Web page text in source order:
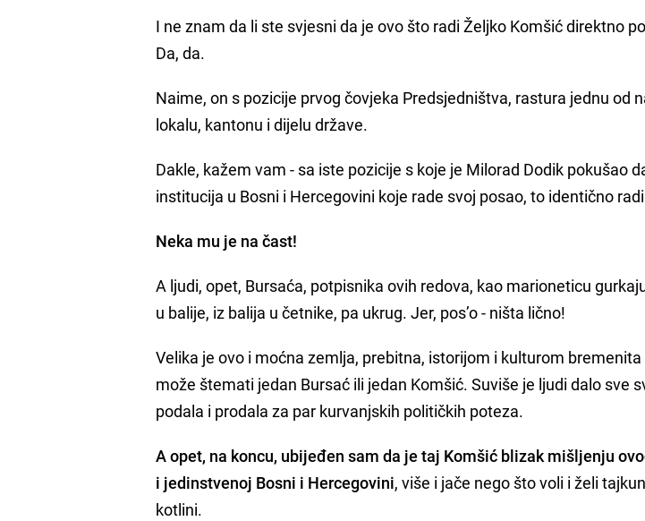
I ne znam da li ste svjesni da je ovo što radi Željko Komšić direktno
Da, da.
Naime, on s pozicije prvog čovjeka Predsjedništva, rastura jednu od
lokalu, kantonu i dijelu države.
Dakle, kažem vam - sa iste pozicije s koje je Milorad Dodik pokušao
institucija u Bosni i Hercegovini koje rade svoj posao, to identično
Neka mu je na čast!
A ljudi, opet, Bursaća, potpisnika ovih redova, kao marioneticu
u balije, iz balija u četnike, pa ukrug. Jer, pos’o - ništa lično!
Velika je ovo i moćna zemlja, prebitna, istorijom i kulturom
može štemati jedan Bursać ili jedan Komšić. Suviše je ljudi dalo sve
podala i prodala za par kurvanjskih političkih poteza.
A opet, na koncu, ubijeđen sam da je taj Komšić blizak mišljenju
i jedinstvenoj Bosni i Hercegovini, više i jače nego što voli i želi
kotlini.